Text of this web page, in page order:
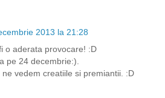
2013 la 21:28
o aderata provocare! :D
pe 24 decembrie:).
vedem creatiile si premiantii. :D